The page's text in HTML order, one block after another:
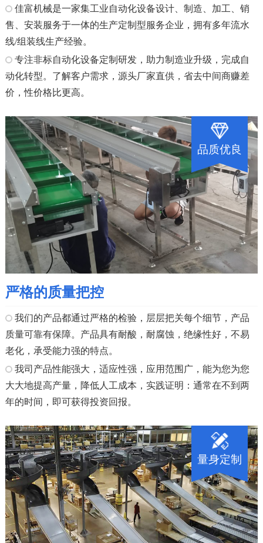
佳富机械是一家集工业自动化设备设计、制造、加工、销
售、安装服务于一体的生产定制型服务企业，拥有多年流水
线/组装线生产经验。
专注非标自动化设备定制研发，助力制造业升级，完成自
动化转型。了解客户需求，源头厂家直供，省去中间商赚差
价，性价格比更高。
品质优良
严格的质量把控
我们的产品都通过严格的检验，层层把关每个细节，产品
质量可靠有保障。产品具有耐酸，耐腐蚀，绝缘性好，不易
老化，承受能力强的特点。
我司产品性能强大，适应性强，应用范围广，能为您为您
大大地提高产量，降低人工成本，实践证明：通常在不到两
年的时间，即可获得投资回报。
量身定制